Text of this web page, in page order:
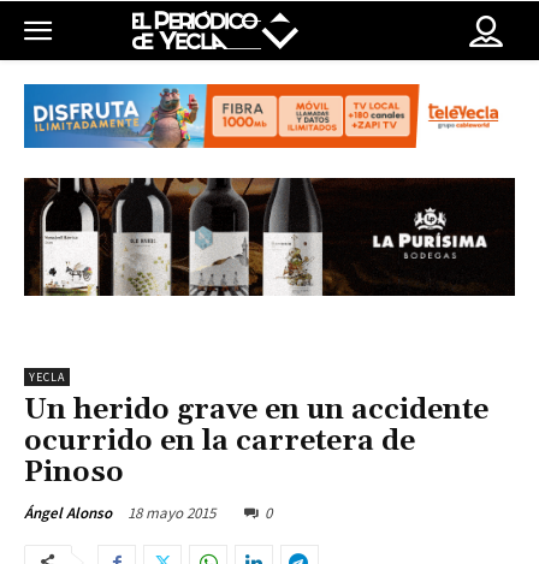
YECLA
Un herido grave en un accidente
ocurrido en la carretera de
Pinoso
Ángel Alonso 18 mayo 2015 0